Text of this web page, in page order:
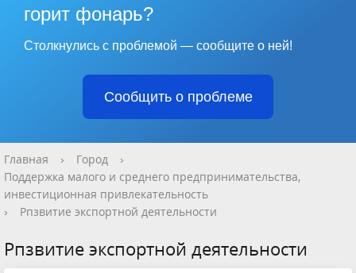
горит фонарь?
Столкнулись с проблемой — сообщите о ней!
Сообщить о проблеме
Главная › Город
›
Поддержка малого и среднего предпринимательства,
инвестиционная привлекательность
›
Рпзвитие экспортной деятельности
Рпзвитие экспортной деятельности